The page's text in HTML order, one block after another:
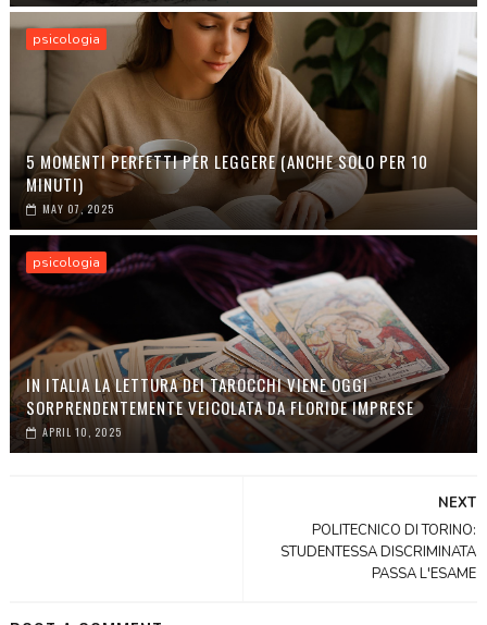
psicologia
5 MOMENTI PERFETTI PER LEGGERE (ANCHE SOLO PER 10
MINUTI)
MAY 07, 2025
psicologia
IN ITALIA LA LETTURA DEI TAROCCHI VIENE OGGI
SORPRENDENTEMENTE VEICOLATA DA FLORIDE IMPRESE
APRIL 10, 2025
NEXT
POLITECNICO DI TORINO:
STUDENTESSA DISCRIMINATA
PASSA L'ESAME